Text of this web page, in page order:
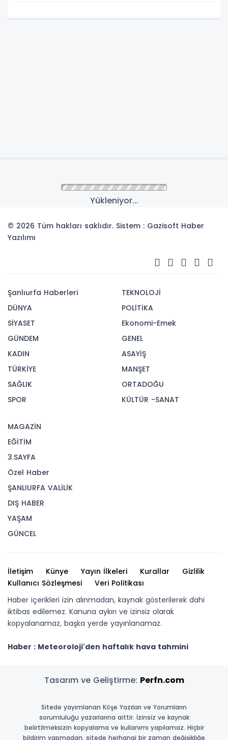
Yükleniyor...
© 2026 Tüm hakları saklıdır. Sistem : Gazisoft Haber
Yazılımı
Şanlıurfa Haberleri
DÜNYA
SİYASET
GÜNDEM
KADIN
TÜRKİYE
SAĞLIK
SPOR
TEKNOLOJİ
POLİTİKA
Ekonomi-Emek
GENEL
ASAYİŞ
MANŞET
ORTADOĞU
KÜLTÜR -SANAT
MAGAZİN
EĞİTİM
3.SAYFA
Özel Haber
ŞANLIURFA VALİLİK
DIŞ HABER
YAŞAM
GÜNCEL
İletişim Künye Yayın İlkeleri Kurallar
Gizlilik
Kullanıcı Sözleşmesi
Veri Politikası
Haber içerikleri izin alınmadan, kaynak gösterilerek dahi
iktibas edilemez. Kanuna aykırı ve izinsiz olarak
kopyalanamaz, başka yerde yayınlanamaz.
Haber : Meteoroloji'den haftalık hava tahmini
Tasarım ve Geliştirme: Perfn.com
Sitede yayımlanan Köşe Yazıları ve Yorumların
sorumluluğu yazarlarına aittir. İzinsiz ve kaynak
belirtilmeksizin kopyalama ve kullanımı yapılamaz. Hiçbir
bildirim yapmadan, sitede herhangi bir zaman değişikliğe